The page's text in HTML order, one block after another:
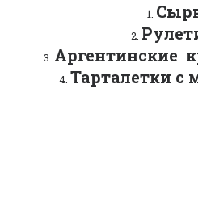
Аргентинские
Тарталетки